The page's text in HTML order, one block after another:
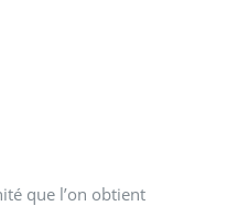
que l’on obtient